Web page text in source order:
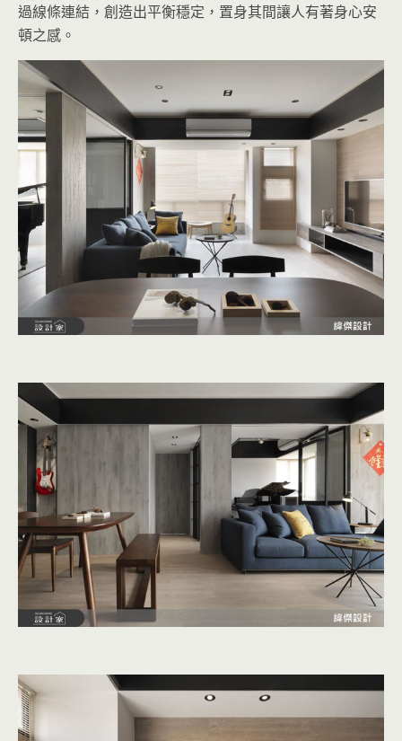
過線條連結，創造出平衡穩定，置身其間讓人有著身心安
頓之感。